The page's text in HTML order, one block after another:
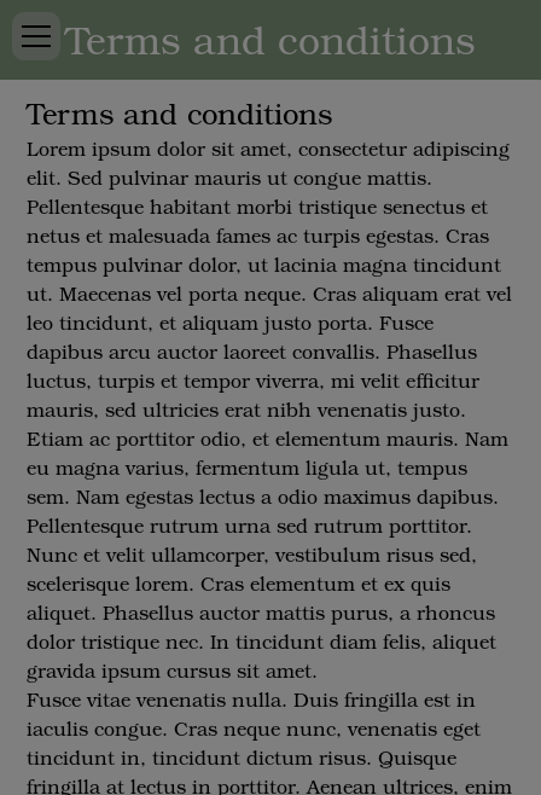
Terms and conditions
Terms and conditions
Lorem ipsum dolor sit amet, consectetur adipiscing
elit. Sed pulvinar mauris ut congue mattis.
Pellentesque habitant morbi tristique senectus et
netus et malesuada fames ac turpis egestas. Cras
tempus pulvinar dolor, ut lacinia magna tincidunt
ut. Maecenas vel porta neque. Cras aliquam erat vel
leo tincidunt, et aliquam justo porta. Fusce
dapibus arcu auctor laoreet convallis. Phasellus
luctus, turpis et tempor viverra, mi velit efficitur
mauris, sed ultricies erat nibh venenatis justo.
Etiam ac porttitor odio, et elementum mauris. Nam
eu magna varius, fermentum ligula ut, tempus
sem. Nam egestas lectus a odio maximus dapibus.
Pellentesque rutrum urna sed rutrum porttitor.
Nunc et velit ullamcorper, vestibulum risus sed,
scelerisque lorem. Cras elementum et ex quis
aliquet. Phasellus auctor mattis purus, a rhoncus
dolor tristique nec. In tincidunt diam felis, aliquet
gravida ipsum cursus sit amet.
Fusce vitae venenatis nulla. Duis fringilla est in
iaculis congue. Cras neque nunc, venenatis eget
tincidunt in, tincidunt dictum risus. Quisque
fringilla at lectus in porttitor. Aenean ultrices, enim